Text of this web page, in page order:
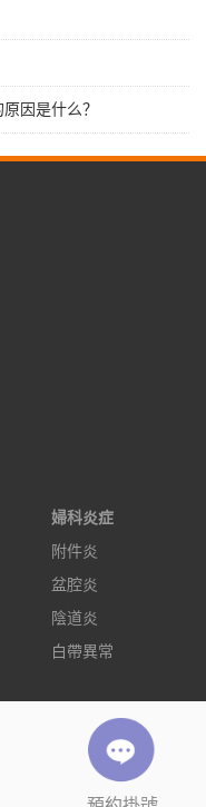
因是什么？
婦科炎症
附件炎
盆腔炎
陰道炎
白帶異常